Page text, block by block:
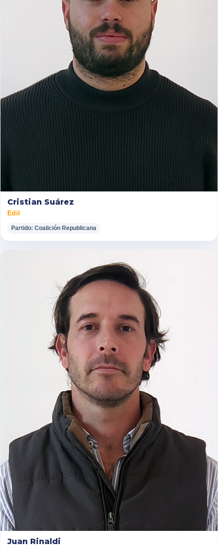
Cristian Suárez
Edil
Partido: Coalición Republicana
Juan Rinaldi